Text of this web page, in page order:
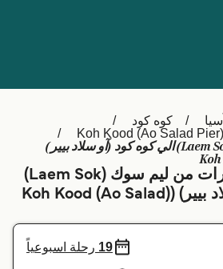
Ελλάδα
Polska
Schweiz (DE)
Україна
آسيا
كوه كود
عبارات من ليم سوك (Laem Sok) الي كوه كود (آو سلاد بيير)
أشهر شركات العبّارات من ليم سوك (Laem Sok)
إلى كوه كود (آو سلاد بيير) ((Koh Kood (Ao Salad
19 رحلة اسبوعياً